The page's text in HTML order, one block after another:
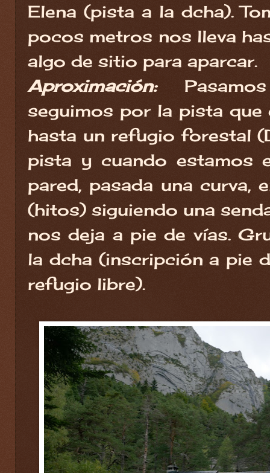
Elena (pista a la dcha).
pocos metros nos lleva
algo de sitio para aparcar.
Aproximación:
seguimos por la pista que
hasta un refugio forestal
pista y cuando estamos
pared, pasada una curva,
(hitos) siguiendo una
nos deja a pie de vías.
la dcha (inscripción a pie
refugio libre).